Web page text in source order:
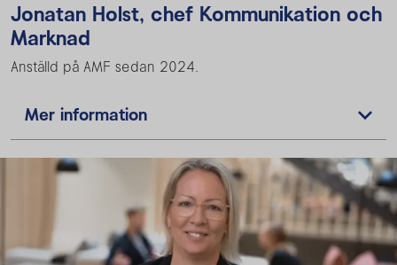
Jonatan Holst, chef Kommunikation och
Marknad
Anställd på AMF sedan 2024.
Mer information